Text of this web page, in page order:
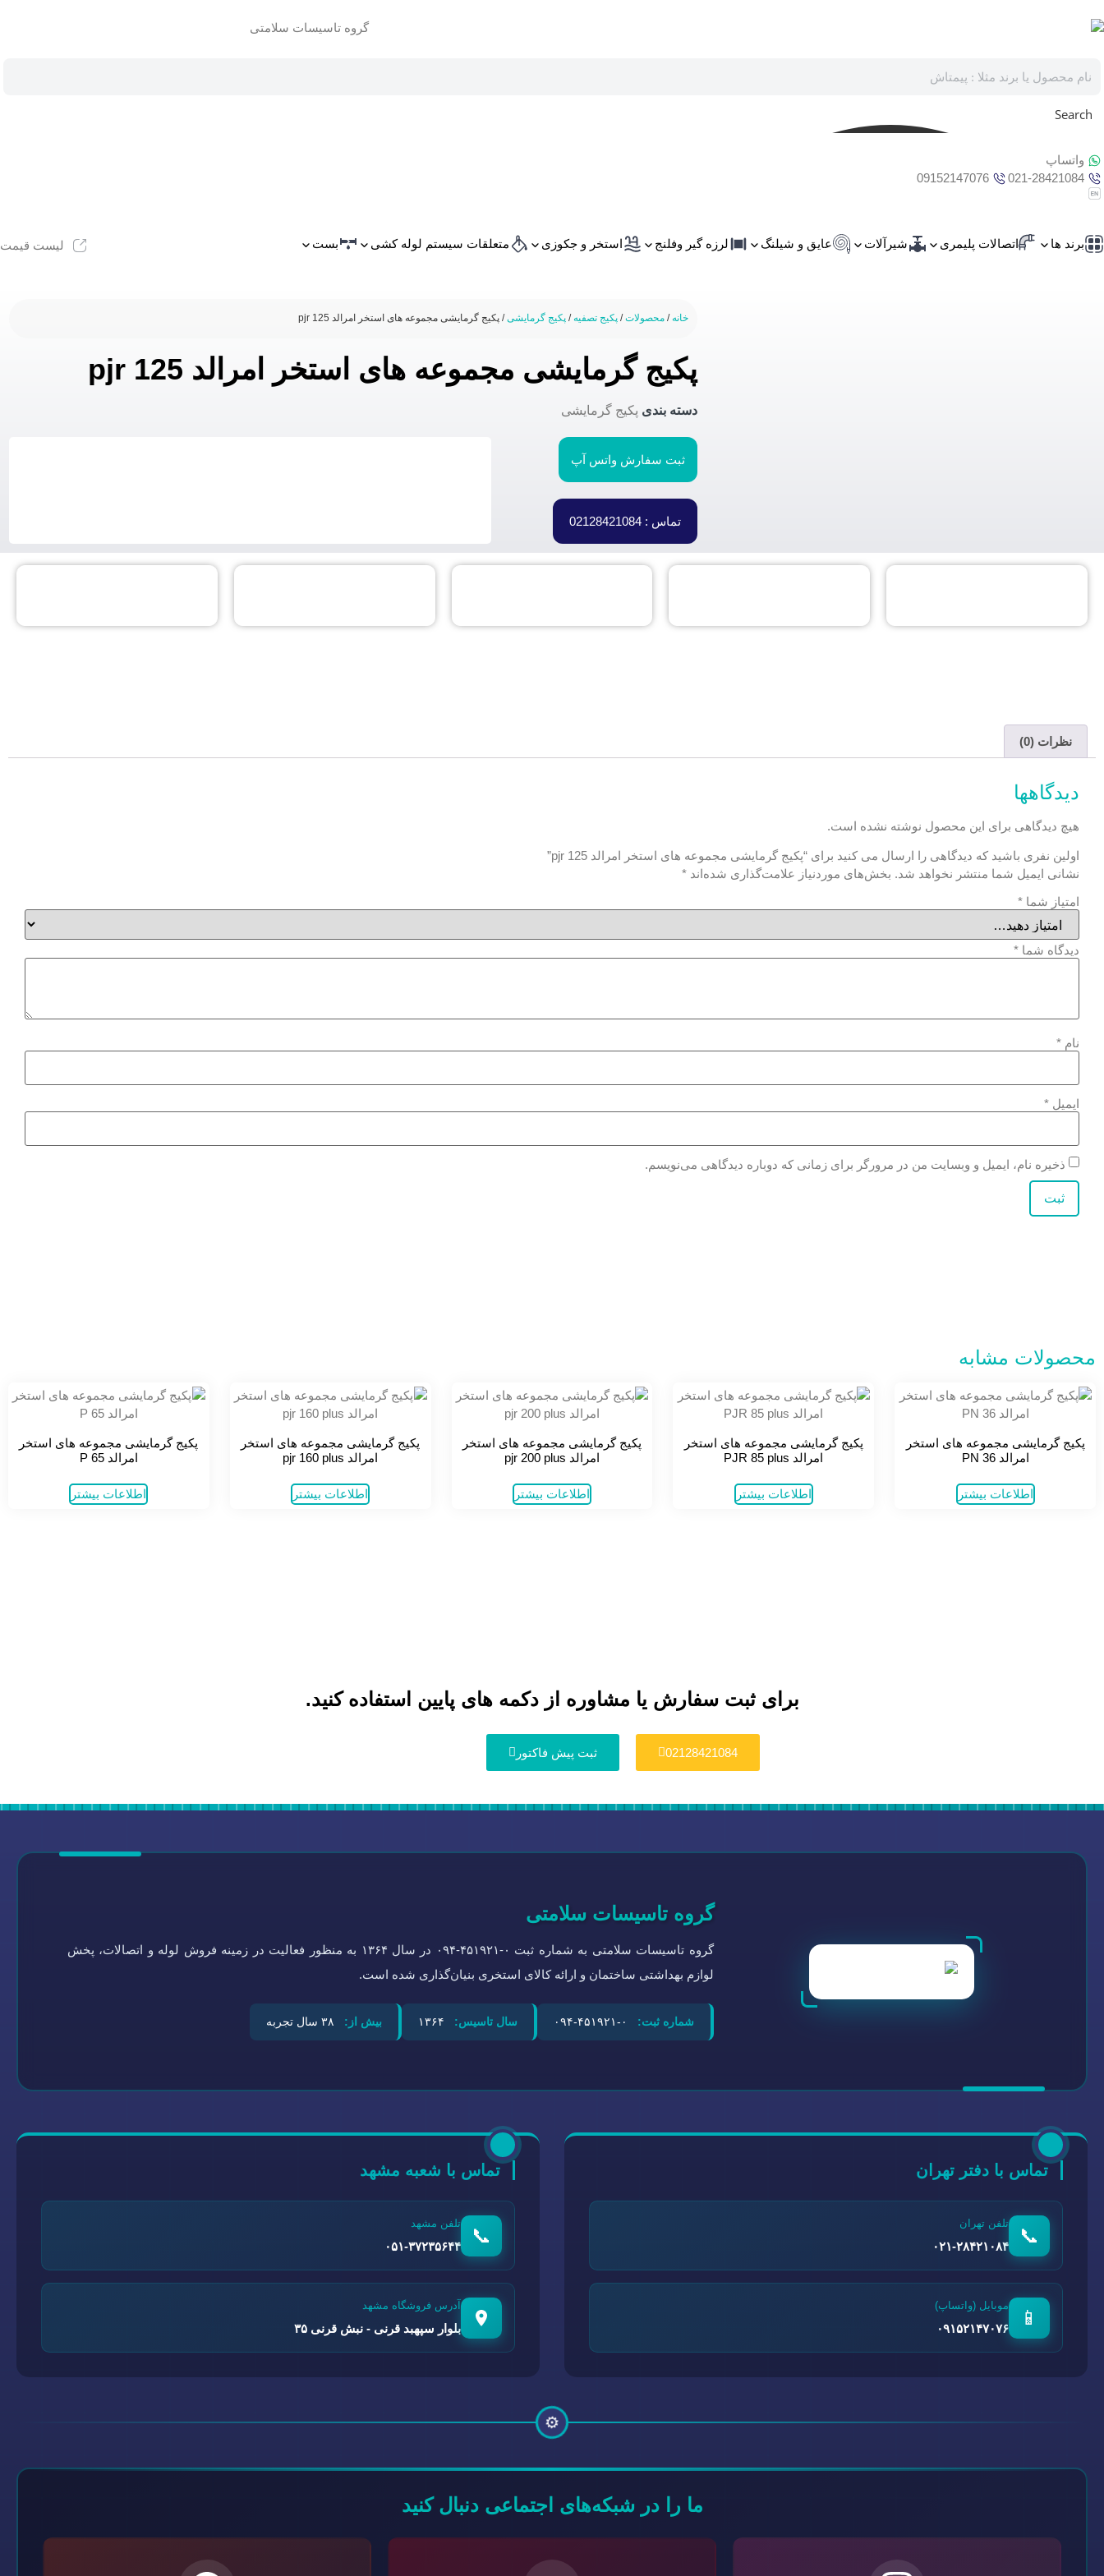
Search
واتساپ
021-28421084
09152147076
برند ها اتصالات پلیمری شیرآلات عایق و شیلنگ لرزه گیر وفلنج استخر و جکوزی متعلقات سیستم لوله کشی بست لیست قیمت
خانه/ محصولات/ پکیج تصفیه/ پکیج گرمایشی/ پکیج گرمایشی مجموعه های استخر امرالد pjr 125
پکیج گرمایشی مجموعه های استخر امرالد pjr 125
دسته بندی پکیج گرمایشی
ثبت سفارش واتس آپ
تماس : 02128421084
نظرات (0)
دیدگاهها
هیچ دیدگاهی برای این محصول نوشته نشده است.
اولین نفری باشید که دیدگاهی را ارسال می کنید برای “پکیج گرمایشی مجموعه های استخر امرالد pjr 125”
نشانی ایمیل شما منتشر نخواهد شد. بخش‌های موردنیاز علامت‌گذاری شده‌اند *
امتیاز شما *
دیدگاه شما *
نام *
ایمیل *
ذخیره نام، ایمیل و وبسایت من در مرورگر برای زمانی که دوباره دیدگاهی می‌نویسم.
محصولات مشابه
پکیج گرمایشی مجموعه های استخر
امرالد PN 36
اطلاعات بیشتر
پکیج گرمایشی مجموعه های استخر
امرالد PJR 85 plus
اطلاعات بیشتر
پکیج گرمایشی مجموعه های استخر
امرالد pjr 200 plus
اطلاعات بیشتر
پکیج گرمایشی مجموعه های استخر
امرالد pjr 160 plus
اطلاعات بیشتر
پکیج گرمایشی مجموعه های استخر
امرالد P 65
اطلاعات بیشتر
برای ثبت سفارش یا مشاوره از دکمه های پایین استفاده کنید.
02128421084 ثبت پیش فاکتور
گروه تاسیسات سلامتی
گروه تاسیسات سلامتی به شماره ثبت ۰-۴۵۱۹۲۱-۰۹۴ در سال ۱۳۶۴ به منظور فعالیت در زمینه فروش لوله و اتصالات، پخش
لوازم بهداشتی ساختمان و ارائه کالای استخری بنیان‌گذاری شده است.
شماره ثبت: سال تاسیس: بیش از:
تماس با دفتر تهران
📞
تلفن تهران
۰۲۱-۲۸۴۲۱۰۸۴
📱
موبایل (واتساپ)
۰۹۱۵۲۱۴۷۰۷۶
تماس با شعبه مشهد
📞
تلفن مشهد
۰۵۱-۳۷۲۳۵۶۴۴
آدرس فروشگاه مشهد
بلوار سپهبد قرنی - نبش قرنی ۳۵
⚙️
ما را در شبکه‌های اجتماعی دنبال کنید